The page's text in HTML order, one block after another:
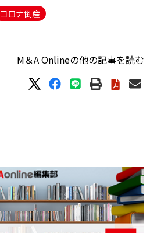
コロナ倒産
M＆A Onlineの他の記事を読む